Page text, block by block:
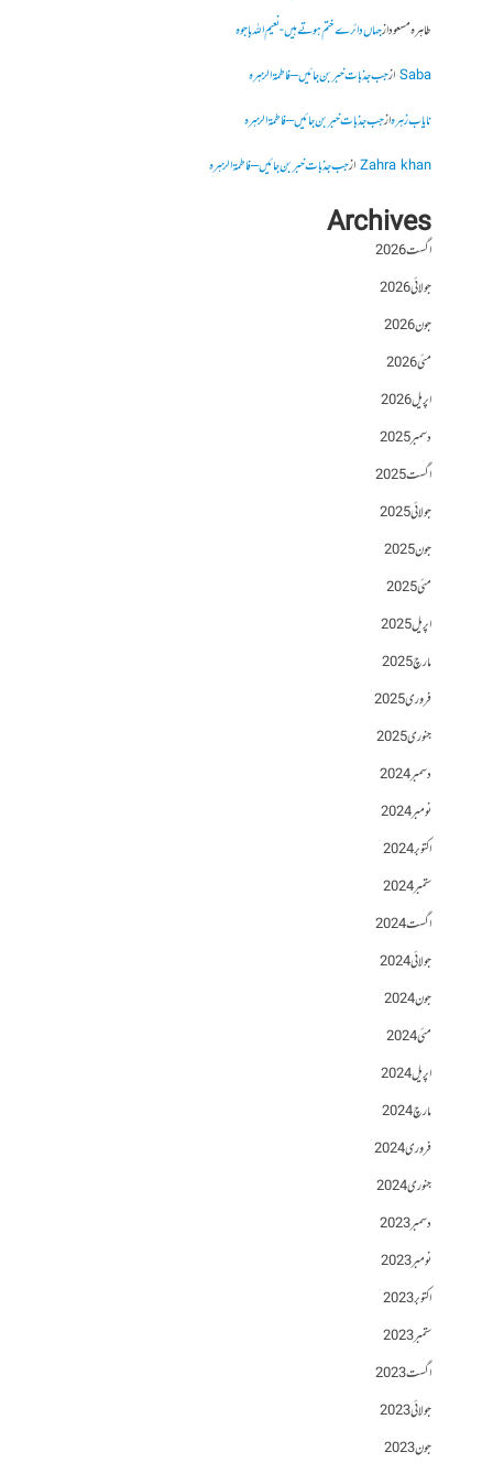
طاہرہ مسعودازجہاں دائرے ختم ہوتے ہیں- نعیم اللہ باجوہ
Sabaازجب جذبات خبر بن جائیں – فاطمۃالزہرہ
نایاب زہرہازجب جذبات خبر بن جائیں – فاطمۃالزہرہ
Zahra khanازجب جذبات خبر بن جائیں – فاطمۃالزہرہ
Archives
اگست 2026
جولائی 2026
جون 2026
مئی 2026
اپریل 2026
دسمبر 2025
اگست 2025
جولائی 2025
جون 2025
مئی 2025
اپریل 2025
مارچ 2025
فروری 2025
جنوری 2025
دسمبر 2024
نومبر 2024
اکتوبر 2024
ستمبر 2024
اگست 2024
جولائی 2024
جون 2024
مئی 2024
اپریل 2024
مارچ 2024
فروری 2024
جنوری 2024
دسمبر 2023
نومبر 2023
اکتوبر 2023
ستمبر 2023
اگست 2023
جولائی 2023
جون 2023